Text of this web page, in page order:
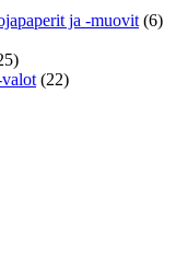
ja -muovit (6)
(22)